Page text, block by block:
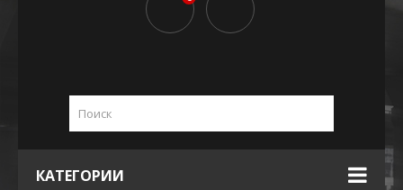
КАТЕГОРИИ